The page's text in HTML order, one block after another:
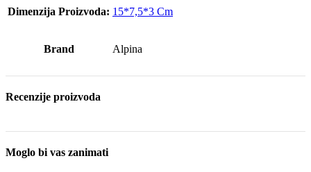
Dimenzija Proizvoda: 15*7,5*3 Cm
Brand Alpina
Recenzije proizvoda
Moglo bi vas zanimati